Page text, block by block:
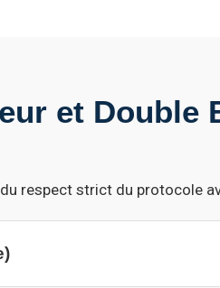
et Double
respect strict du protocole